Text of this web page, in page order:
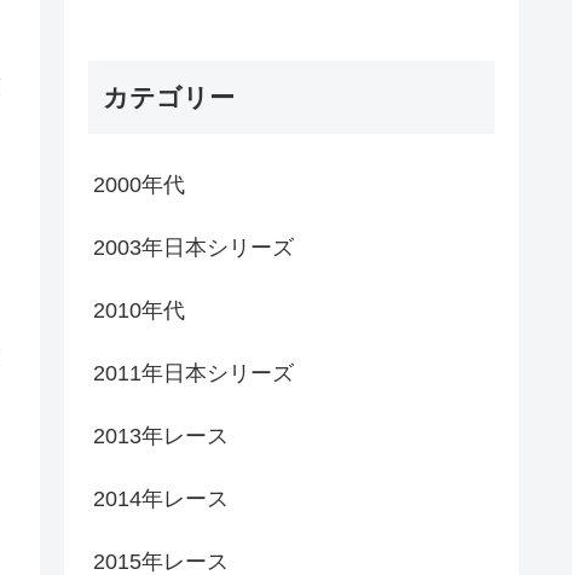
カテゴリー
2000年代
2003年日本シリーズ
2010年代
2011年日本シリーズ
2013年レース
2014年レース
2015年レース